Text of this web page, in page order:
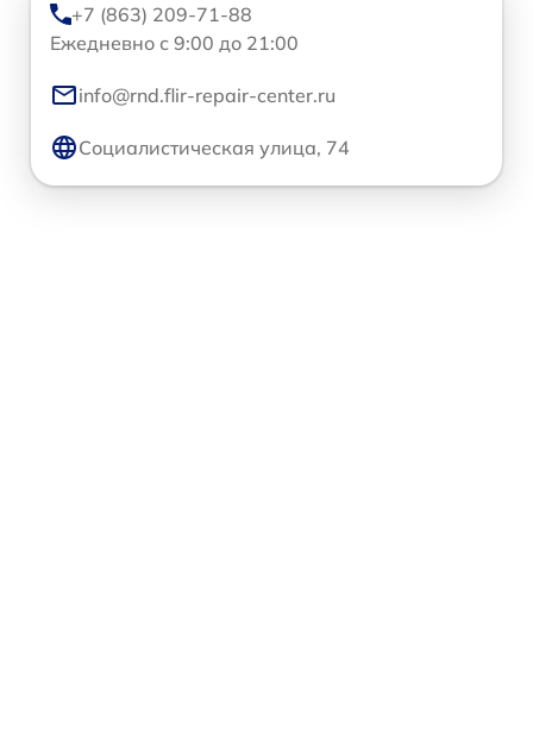
+7 (863) 209-71-88
Ежедневно с 9:00 до 21:00
info@rnd.flir-repair-center.ru
Социалистическая улица, 74